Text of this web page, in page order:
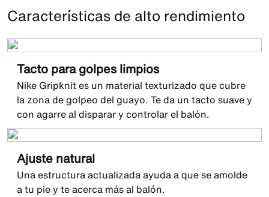
control del balón.
Estructura renovada con un ajuste más
natural, 3 mm más corto y 8 mm más alto que
versiones anteriores de Phantom.
Placa Cyclone 360 mejorada para mayor
comodidad sin comprometer la agilidad.
Características de alto rendimiento
Tacto para golpes limpios
Nike Gripknit es un material texturizado que cubre
la zona de golpeo del guayo. Te da un tacto suave y
con agarre al disparar y controlar el balón.
Ajuste natural
Una estructura actualizada ayuda a que se amolde
a tu pie y te acerca más al balón.